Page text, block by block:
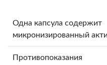
Одна капсула содержит
микронизированный
Противопоказания